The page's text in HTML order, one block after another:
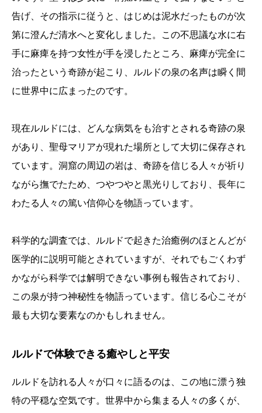
告げ、その指示に従うと、はじめは泥水だったものが次
第に澄んだ清水へと変化しました。この不思議な水に右
手に麻痺を持つ女性が手を浸したところ、麻痺が完全に
治ったという奇跡が起こり、ルルドの泉の名声は瞬く間
に世界中に広まったのです。
現在ルルドには、どんな病気をも治すとされる奇跡の泉
があり、聖母マリアが現れた場所として大切に保存され
ています。洞窟の周辺の岩は、奇跡を信じる人々が祈り
ながら撫でたため、つやつやと黒光りしており、長年に
わたる人々の篤い信仰心を物語っています。
科学的な調査では、ルルドで起きた治癒例のほとんどが
医学的に説明可能とされていますが、それでもごくわず
かながら科学では解明できない事例も報告されており、
この泉が持つ神秘性を物語っています。信じる心こそが
最も大切な要素なのかもしれません。
ルルドで体験できる癒やしと平安
ルルドを訪れる人々が口々に語るのは、この地に漂う独
特の平穏な空気です。世界中から集まる人々の多くが、